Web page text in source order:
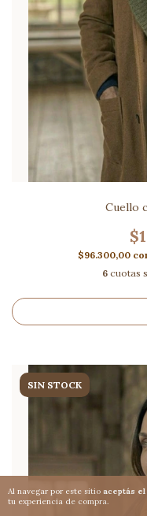
Al navegar por este sitio aceptás
tu experiencia de compra.
Cuello
$96.300,00
6 cuotas
SIN STOCK